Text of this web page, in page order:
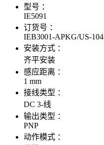
型号 ：
IE5091
订货号 ：
IEB3001-APKG/US-104
安装方式 ：
齐平安装
感应距离 ：
1 mm
接线类型 ：
DC 3-线
输出类型 ：
PNP
动作模式 ：